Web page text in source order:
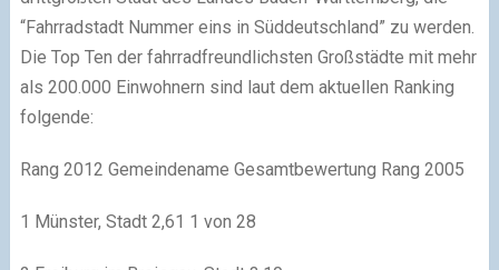
“Fahrradstadt Nummer eins in Süddeutschland” zu werden.
Die Top Ten der fahrradfreundlichsten Großstädte mit mehr
als 200.000 Einwohnern sind laut dem aktuellen Ranking
folgende:
Rang 2012 Gemeindename Gesamtbewertung Rang 2005
1 Münster, Stadt 2,61 1 von 28